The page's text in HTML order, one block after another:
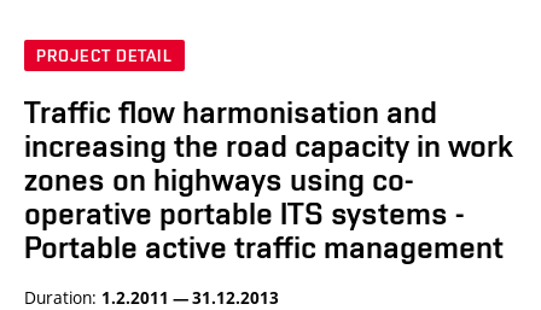
PROJECT DETAIL
Traffic flow harmonisation and
increasing the road capacity in work
zones on highways using co-
operative portable ITS systems -
Portable active traffic management
Duration: 1.2.2011 — 31.12.2013